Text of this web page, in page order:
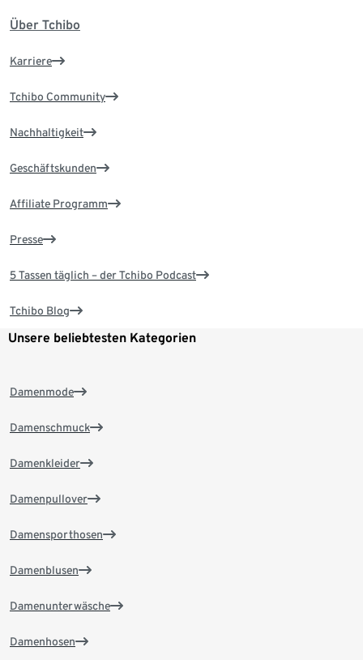
Über Tchibo
Karriere
Tchibo Community
Nachhaltigkeit
Geschäftskunden
Affiliate Programm
Presse
5 Tassen täglich – der Tchibo Podcast
Tchibo Blog
Unsere beliebtesten Kategorien
Damenmode
Damenschmuck
Damenkleider
Damenpullover
Damensporthosen
Damenblusen
Damenunterwäsche
Damenhosen